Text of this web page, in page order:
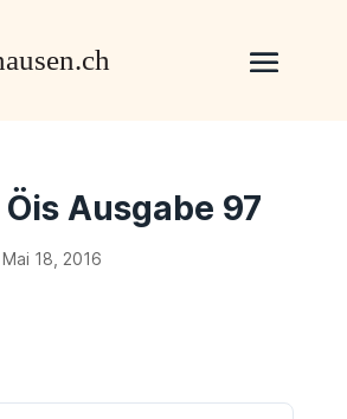
Ausgabe 97
Mai 18, 2016